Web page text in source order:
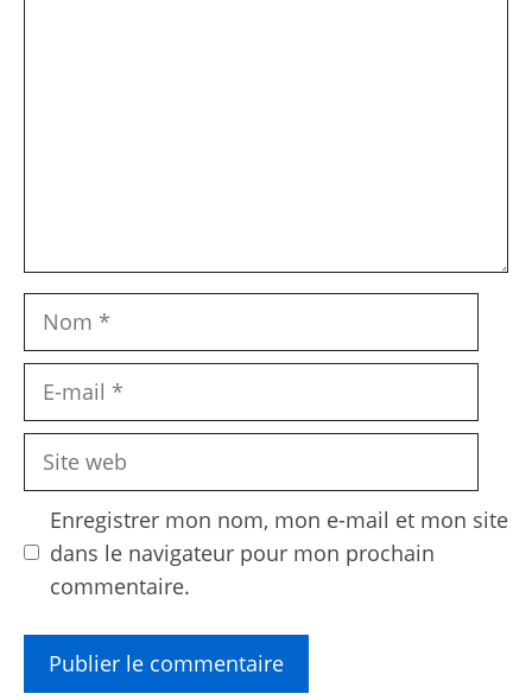
Nom
Site
Enregistrer mon nom, mon e-mail et mon site
dans le navigateur pour mon prochain
commentaire.